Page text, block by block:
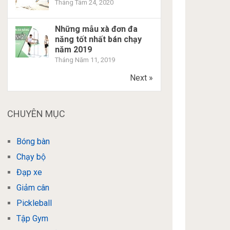
Tháng Tám 24, 2020
Những mẫu xà đơn đa
năng tốt nhất bán chạy
năm 2019
Tháng Năm 11, 2019
Next »
CHUYÊN MỤC
Bóng bàn
Chạy bộ
Đạp xe
Giảm cân
Pickleball
Tập Gym